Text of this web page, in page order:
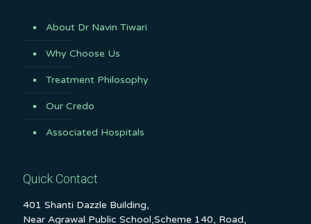
About Dr Navin Tiwari
Why Choose Us
Treatment Philosophy
Our Credo
Associated Hospitals
Quick Contact
401 Shanti Dazzle Building,
Near Agrawal Public School,Scheme 140, Road,